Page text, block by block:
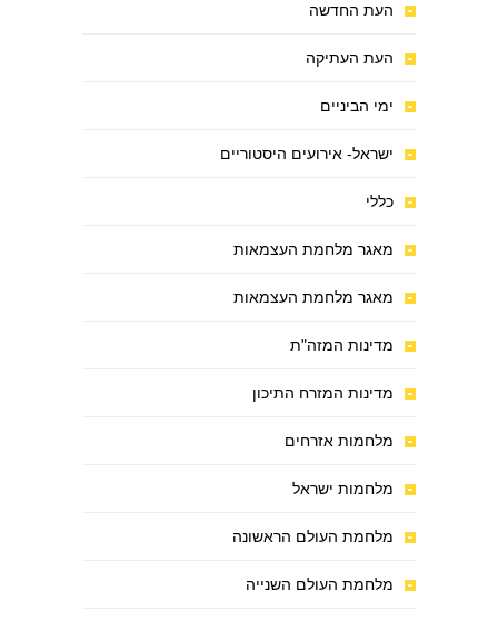
העת החדשה
העת העתיקה
ימי הביניים
ישראל- אירועים היסטוריים
כללי
מאגר מלחמת העצמאות
מאגר מלחמת העצמאות
מדינות המזה"ת
מדינות המזרח התיכון
מלחמות אזרחים
מלחמות ישראל
מלחמת העולם הראשונה
מלחמת העולם השנייה